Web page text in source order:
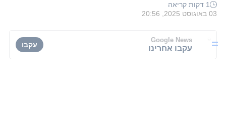
1 דקות קריאה
03 באוגוסט 2025, 20:56
Google News
עקבו אחרינו עקבו